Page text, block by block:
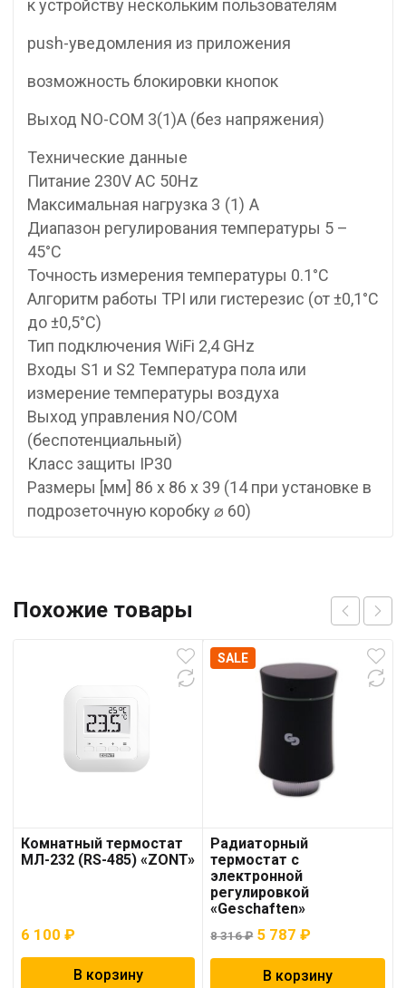
к устройству нескольким пользователям
push-уведомления из приложения
возможность блокировки кнопок
Выход NO-COM 3(1)A (без напряжения)
Технические данные
Питание 230V AC 50Hz
Максимальная нагрузка 3 (1) A
Диапазон регулирования температуры 5 –
45°C
Точность измерения температуры 0.1°C
Алгоритм работы TPI или гистерезис (от ±0,1°C
до ±0,5°C)
Тип подключения WiFi 2,4 GHz
Входы S1 и S2 Температура пола или
измерение температуры воздуха
Выход управления NO/COM
(беспотенциальный)
Класс защиты IP30
Размеры [мм] 86 x 86 x 39 (14 при установке в
подрозеточную коробку ⌀ 60)
Похожие товары
Комнатный термостат
МЛ-232 (RS-485) «ZONT»
6 100 ₽
В корзину
SALE
Радиаторный
термостат с
электронной
регулировкой
«Geschaften»
8 316₽ Первоначальная
цена
составляла
5 787₽
цена:
5
В корзину